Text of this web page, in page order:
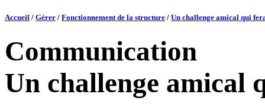
Accueil / Gérer / Fonctionnement de la structure / Un challenge amical qui
Communication
Un challenge amical